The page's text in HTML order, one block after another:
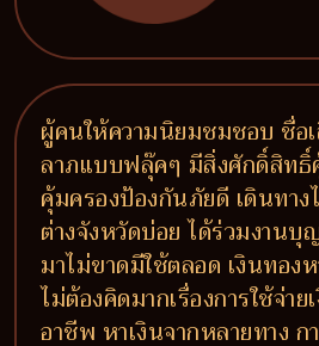
ผู้คนให้ความนิยมชมชอบ ชื่อ
ลาภแบบฟลุ๊คๆ มีสิ่งศักดิ์สิทธิ์
คุ้มครองป้องกันภัยดี เดินทาง
ต่างจังหวัดบ่อย ได้ร่วมงานบุ
มาไม่ขาดมีใช้ตลอด เงินทอง
ไม่ต้องคิดมากเรื่องการใช้จ่า
อาชีพ หาเงินจากหลายทาง